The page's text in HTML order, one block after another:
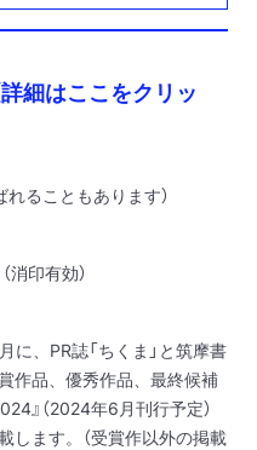
細はここをクリッ
れることもあります）
消印有効）
に、PR誌「ちくま」と筑摩書
作品、優秀作品、最終候補
』（2024年6月刊行予定）
します。（受賞作以外の掲載